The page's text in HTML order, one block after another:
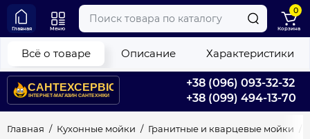
+38 (096) 093-32-32
+38 (099) 494-13-70
Главная Меню
0
Корзина
Главная Кухонные мойки Гранитные и кварцевые мойки
Всё о товаре Описание Характеристики